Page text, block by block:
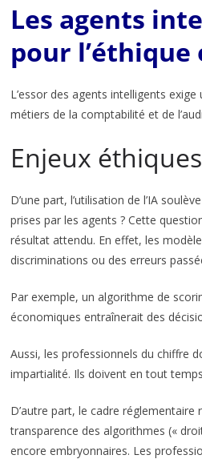
Les agents
pour
L’essor des agents intelligents
métiers de la comptabilité et de
Enjeux
D’une part, l’utilisation de l’IA
prises par les agents ? Cette
résultat attendu. En effet, les
discriminations ou des erreurs
Par exemple, un algorithme de
économiques entraînerait des
Aussi, les professionnels du chiffre
impartialité. Ils doivent en tout
D’autre part, le cadre
transparence des algorithmes («
encore embryonnaires. Les